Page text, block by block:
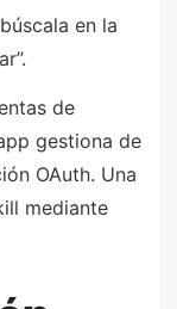
en la
de
gestiona de
OAuth. Una
mediante